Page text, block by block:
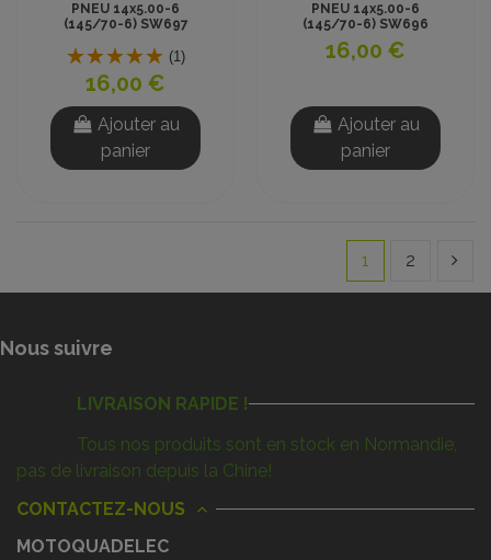
PNEU 14x5.00-6
(145/70-6) SW697
(1)
16,00 €
Ajouter au
panier
PNEU 14x5.00-6
(145/70-6) SW696
TUBELESS CROSS
16,00 €
Ajouter au
panier
1 2
Nous suivre
LIVRAISON RAPIDE !
Tous nos produits sont en stock en Normandie,
pas de livraison depuis la Chine!
CONTACTEZ-NOUS
MOTOQUADELEC